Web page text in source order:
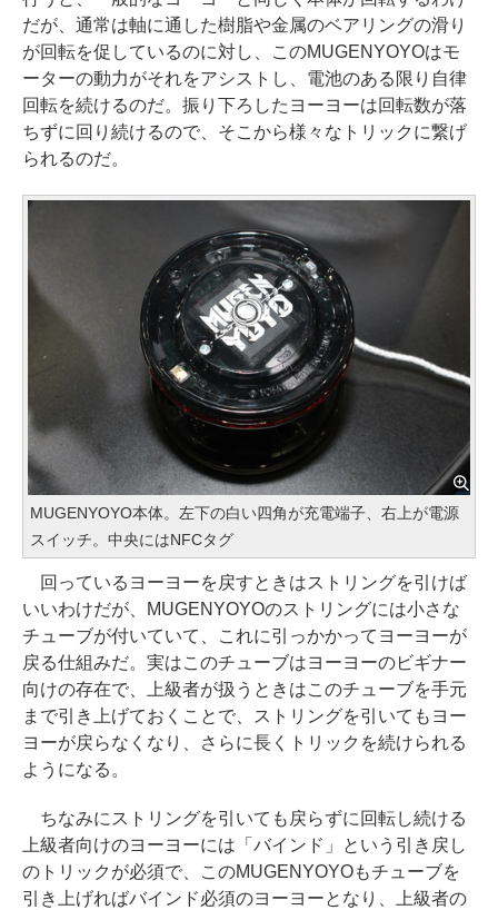
だが、通常は軸に通した樹脂や金属のベアリングの滑り
が回転を促しているのに対し、このMUGENYOYOはモ
ーターの動力がそれをアシストし、電池のある限り自律
回転を続けるのだ。振り下ろしたヨーヨーは回転数が落
ちずに回り続けるので、そこから様々なトリックに繋げ
られるのだ。
MUGENYOYO本体。左下の白い四角が充電端子、右上が電源
スイッチ。中央にはNFCタグ
回っているヨーヨーを戻すときはストリングを引けば
いいわけだが、MUGENYOYOのストリングには小さな
チューブが付いていて、これに引っかかってヨーヨーが
戻る仕組みだ。実はこのチューブはヨーヨーのビギナー
向けの存在で、上級者が扱うときはこのチューブを手元
まで引き上げておくことで、ストリングを引いてもヨー
ヨーが戻らなくなり、さらに長くトリックを続けられる
ようになる。
ちなみにストリングを引いても戻らずに回転し続ける
上級者向けのヨーヨーには「バインド」という引き戻し
のトリックが必須で、このMUGENYOYOもチューブを
引き上げればバインド必須のヨーヨーとなり、上級者の